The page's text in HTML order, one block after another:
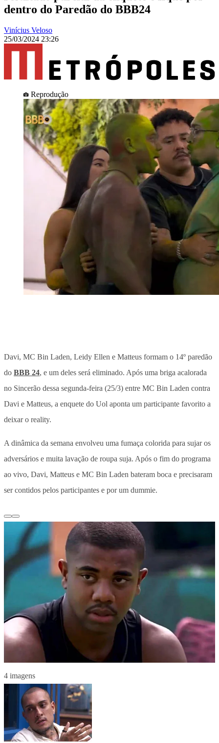
dentro do Paredão do BBB24
Vinícius Veloso
25/03/2024 23:26
Reprodução
Davi, MC Bin Laden, Leidy Ellen e Matteus formam o 14º paredão
do BBB 24, e um deles será eliminado. Após uma briga acalorada
no Sincerão dessa segunda-feira (25/3) entre MC Bin Laden contra
Davi e Matteus, a enquete do Uol aponta um participante favorito a
deixar o reality.
A dinâmica da semana envolveu uma fumaça colorida para sujar os
adversários e muita lavação de roupa suja. Após o fim do programa
ao vivo, Davi, Matteus e MC Bin Laden bateram boca e precisaram
ser contidos pelos participantes e por um dummie.
4 imagens